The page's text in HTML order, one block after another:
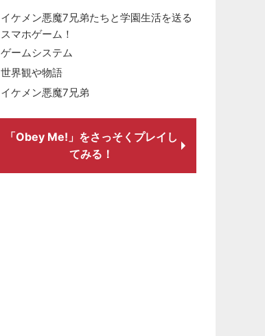
イケメン悪魔7兄弟たちと学園生活を送る
スマホゲーム！
ゲームシステム
世界観や物語
イケメン悪魔7兄弟
「Obey Me!」をさっそくプレイし
てみる！